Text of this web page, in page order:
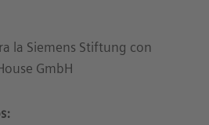
la Siemens Stiftung con
GmbH